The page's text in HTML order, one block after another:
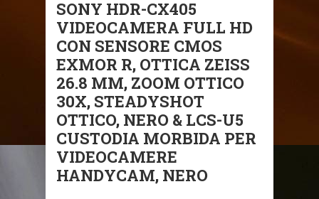
SONY HDR-CX405
VIDEOCAMERA FULL HD
CON SENSORE CMOS
EXMOR R, OTTICA ZEISS
26.8 MM, ZOOM OTTICO
30X, STEADYSHOT
OTTICO, NERO & LCS-U5
CUSTODIA MORBIDA PER
VIDEOCAMERE
HANDYCAM, NERO